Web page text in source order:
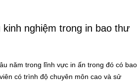
kinh nghiệm trong in bao thư
năm trong lĩnh vực in ấn trong đó có bao
có trình độ chuyên môn cao và sử